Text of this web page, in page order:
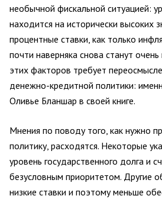
необычной фискальной ситуацией:
находится на исторически высоких
процентные ставки, как только
почти наверняка снова станут
этих факторов требует
денежно-кредитной политики:
Оливье Бланшар в своей книге.
Мнения по поводу того, как нужно
политику, расходятся. Некоторые
уровень государственного долга и
безусловным приоритетом. Другие
низкие ставки и поэтому меньше